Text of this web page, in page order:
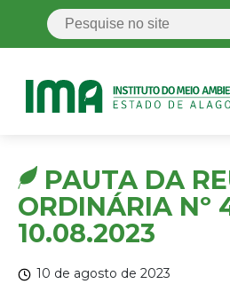
PAUTA DA
ORDINÁRIA Nº
10.08.2023
10 de agosto de 2023